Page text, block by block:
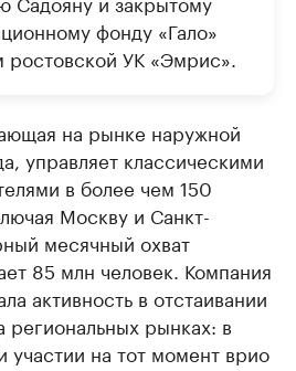
фонду «Гало»
ростовской УК «Эмрис».
на рынке наружной
управляет классическими
в более чем 150
Москву и Санкт-
месячный охват
85 млн человек. Компания
активность в отстаивании
региональных рынках: в
на тот момент врио